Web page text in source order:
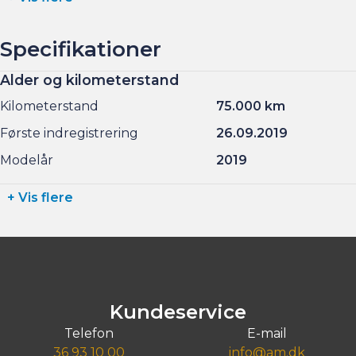
Specifikationer
Alder og kilometerstand
Kilometerstand
75.000 km
Første indregistrering
26.09.2019
Modelår
2019
+ Vis flere
Kundeservice
Telefon
36 93 10 00
E-mail
info@am.dk